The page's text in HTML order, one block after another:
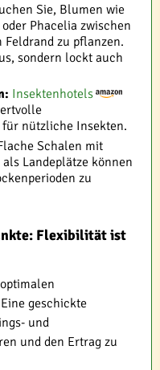
Sie, Blumen wie
Phacelia zwischen
zu pflanzen.
sondern lockt auch
Insektenhotels
nützliche Insekten.
Schalen mit
Landeplätze können
zu
Flexibilität ist
geschickte
und
und den Ertrag zu